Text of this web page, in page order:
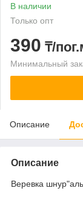
В наличии
Только опт
390 ₸/
Минимальный
Описание
Описание
Веревка